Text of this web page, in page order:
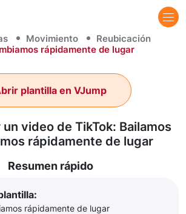
Movimiento
Reubicación
rápidamente de lugar
video de TikTok: Bailamos
rápidamente de lugar
plantilla en VJump
Resumen rápido
rápidamente de lugar